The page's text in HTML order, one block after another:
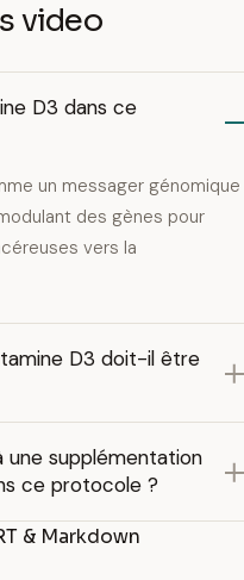
video
D3 dans ce
un messager génomique
des gènes pour
vers la
D3 doit-il être
une supplémentation
ce protocole ?
& Markdown